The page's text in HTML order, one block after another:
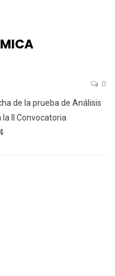
0
de la prueba de Análisis
II Convocatoria